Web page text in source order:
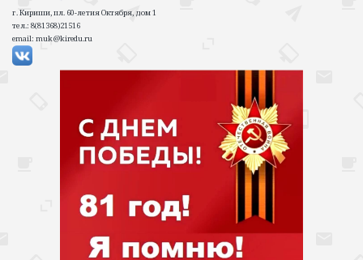
г. Кириши, пл. 60-летия Октября, дом 1
тел.: 8(81368)21516
email: muk@kiredu.ru